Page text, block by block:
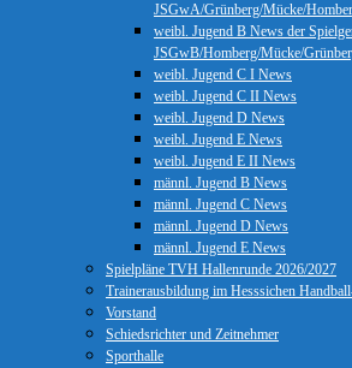
JSGwA/Grünberg/Mücke/
weibl. Jugend B News der
JSGwB/Homberg/Mücke/
weibl. Jugend C I News
weibl. Jugend C II News
weibl. Jugend D News
weibl. Jugend E News
weibl. Jugend E II News
männl. Jugend B News
männl. Jugend C News
männl. Jugend D News
männl. Jugend E News
Spielpläne TVH Hallenrunde 2026/2027
Trainerausbildung im Hesssichen
Vorstand
Schiedsrichter und Zeitnehmer
Sporthalle